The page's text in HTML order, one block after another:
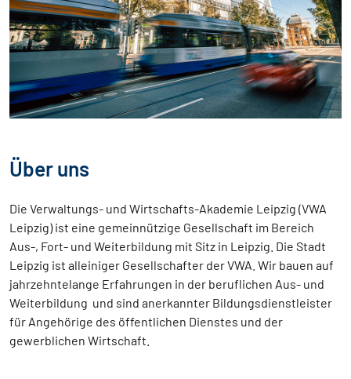
Über uns
Die Verwaltungs- und Wirtschafts-Akademie Leipzig (VWA
Leipzig) ist eine gemeinnützige Gesellschaft im Bereich
Aus-, Fort- und Weiterbildung mit Sitz in Leipzig. Die Stadt
Leipzig ist alleiniger Gesellschafter der VWA. Wir bauen auf
jahrzehntelange Erfahrungen in der beruflichen Aus- und
Weiterbildung und sind anerkannter Bildungsdienstleister
für Angehörige des öffentlichen Dienstes und der
gewerblichen Wirtschaft.